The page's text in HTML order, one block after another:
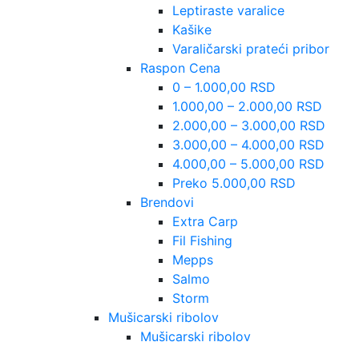
Leptiraste varalice
Kašike
Varaličarski prateći pribor
Raspon Cena
0 – 1.000,00 RSD
1.000,00 – 2.000,00 RSD
2.000,00 – 3.000,00 RSD
3.000,00 – 4.000,00 RSD
4.000,00 – 5.000,00 RSD
Preko 5.000,00 RSD
Brendovi
Extra Carp
Fil Fishing
Mepps
Salmo
Storm
Mušicarski ribolov
Mušicarski ribolov